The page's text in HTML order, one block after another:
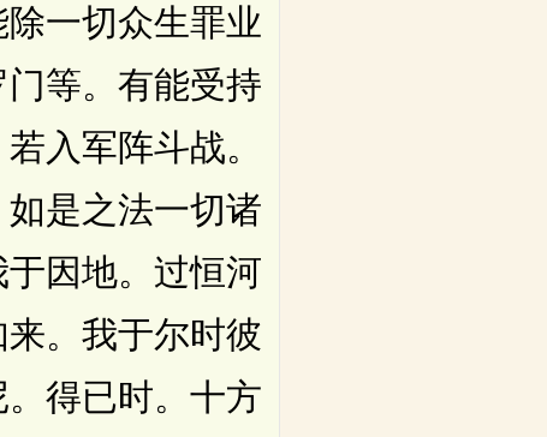
一切众生罪业
等。有能受持
入军阵斗战。
是之法一切诸
因地。过恒河
。我于尔时彼
得已时。十方